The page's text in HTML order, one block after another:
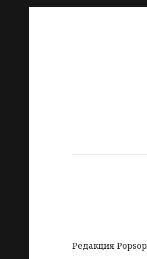
Редакция Popsop